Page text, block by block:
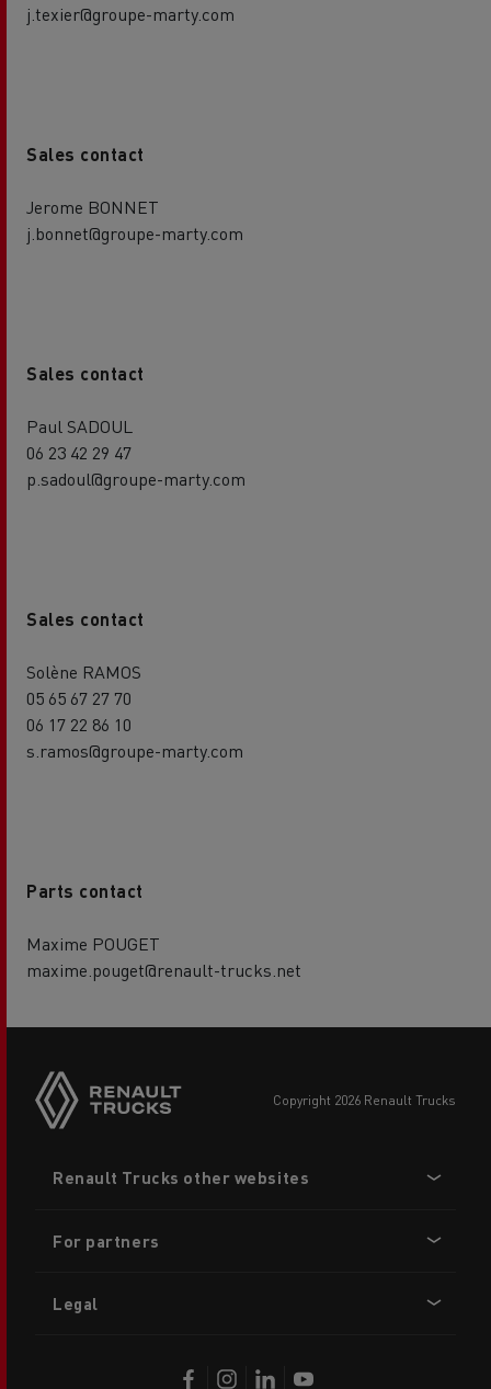
j.texier@groupe-marty.com
Sales contact
Jerome BONNET
j.bonnet@groupe-marty.com
Sales contact
Paul SADOUL
06 23 42 29 47
p.sadoul@groupe-marty.com
Sales contact
Solène RAMOS
05 65 67 27 70
06 17 22 86 10
s.ramos@groupe-marty.com
Parts contact
Maxime POUGET
maxime.pouget@renault-trucks.net
copyright 2026 Renault Trucks
menu
Renault Trucks other websites
For partners
Legal